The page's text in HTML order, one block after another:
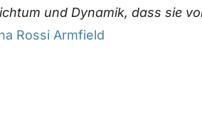
und Dynamik, dass sie
Rossi Armfield